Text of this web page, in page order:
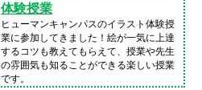
体験授業
ヒューマンキャンパスのイラスト体験授
業に参加してきました！絵が一気に上達
するコツも教えてもらえて、授業や先生
の雰囲気も知ることができる楽しい授業
です。